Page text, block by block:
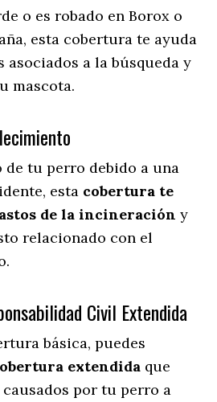
o es robado en Borox o
esta cobertura te ayuda
asociados a la búsqueda y
mascota.
de tu perro debido a una
esta cobertura te
de la incineración y
relacionado con el
Civil Extendida
básica, puedes
extendida que
por tu perro a